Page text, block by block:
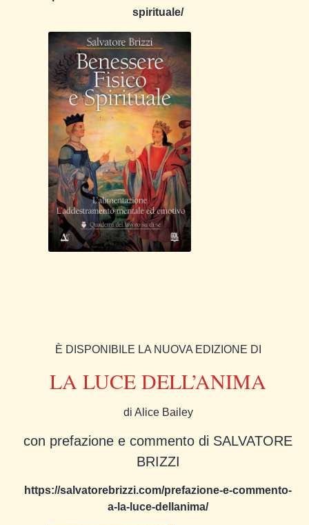
spirituale/
È DISPONIBILE LA NUOVA EDIZIONE DI
LA LUCE DELL’ANIMA
di Alice Bailey
con prefazione e commento di SALVATORE
BRIZZI
https://salvatorebrizzi.com/prefazione-e-commento-
a-la-luce-dellanima/